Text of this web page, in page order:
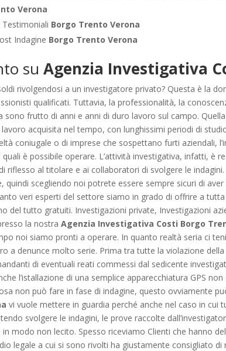
Verona
Testimoniali Borgo Trento Verona
Indagine Borgo Trento Verona
suAgenzia Investigativa
rivolgendosi a un investigatore privato? Questa è la
qualificati. Tuttavia, la professionalità, la
sono frutto di anni e anni di duro lavoro sul campo.
acquisita nel tempo, con lunghissimi periodi di
coniugale o di imprese che sospettano furti aziendali,
è possibile operare. L’attività investigativa, infatti, è
riflesso al titolare e ai collaboratori di svolgere le
quindi scegliendo noi potrete essere sempre sicuri di
veri esperti del settore siamo in grado di offrire a
del tutto gratuiti. Investigazioni private, Investigazioni
la nostraAgenzia Investigativa Costi Borgo
noi siamo pronti a operare. In quanto realtà seria ci
a denunce molto serie. Prima tra tutte la violazione
di eventuali reati commessi dal sedicente
l’istallazione di una semplice apparecchiatura GPS
non può fare in fase di indagine, questo ovviamente
vi vuole mettere in guardia perché anche nel caso in
svolgere le indagini, le prove raccolte
modo non lecito. Spesso riceviamo Clienti che hanno
legale a cui si sono rivolti ha giustamente consigliato